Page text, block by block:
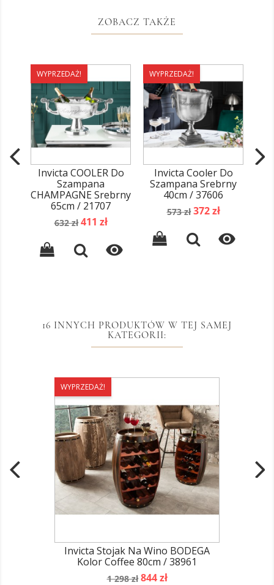
ZOBACZ TAKŻE
WYPRZEDAŻ!
Invicta COOLER Do
Szampana
CHAMPAGNE Srebrny
65cm / 21707
Cena
632 zł Cena
411 zł

WYPRZEDAŻ!
Invicta Cooler Do
Szampana Srebrny
40cm / 37606
Cena
573 zł Cena
372 zł

16 INNYCH PRODUKTÓW W TEJ SAMEJ
KATEGORII:
WYPRZEDAŻ!
Invicta Stojak Na Wino BODEGA
Kolor Coffee 80cm / 38961
Cena
1 298 zł Cena
844 zł